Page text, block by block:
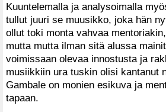
Kuuntelemalla ja analysoimalla
tullut juuri se muusikko, joka hän
ollut toki monta vahvaa
mutta mutta ilman sitä alussa
voimissaan olevaa innostusta ja
musiikkiin ura tuskin olisi kantanut
Gambale on monien esikuva ja
tapaan.